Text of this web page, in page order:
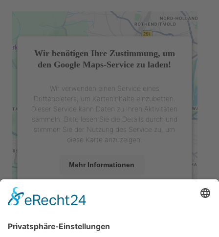
Wir benötigen Ihre Zustimmung, um
den Google Maps-Service zu laden!
Wir verwenden einen Service eines
Drittanbieters, um Karteninhalte einzubetten.
Dieser Service kann Daten zu Ihren Aktivitäten
sammeln. Bitte lesen Sie die Details durch und
stimmen Sie der Nutzung des Service zu, um
diese Karte anzuzeigen.
Mehr Informationen